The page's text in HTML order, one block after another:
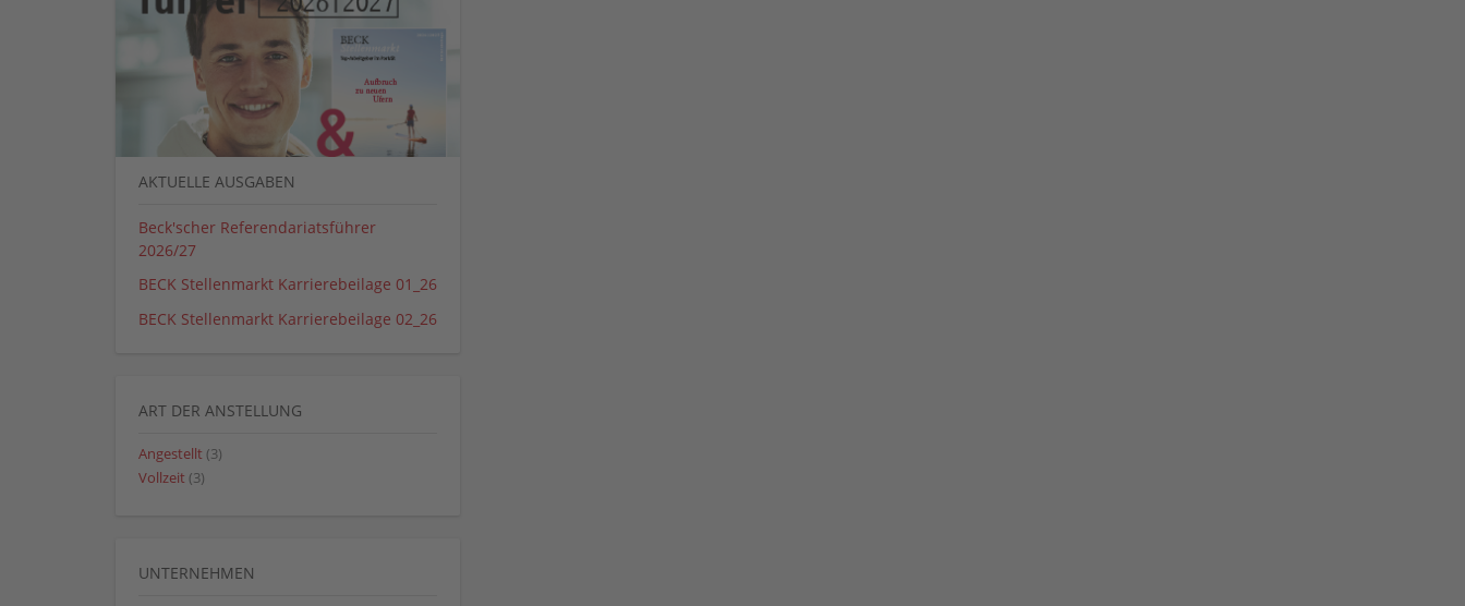
AKTUELLE AUSGABEN
Beck'scher Referendariatsführer
2026/27
BECK Stellenmarkt Karrierebeilage 01_26
BECK Stellenmarkt Karrierebeilage 02_26
ART DER ANSTELLUNG
Angestellt (3)
Vollzeit (3)
UNTERNEHMEN